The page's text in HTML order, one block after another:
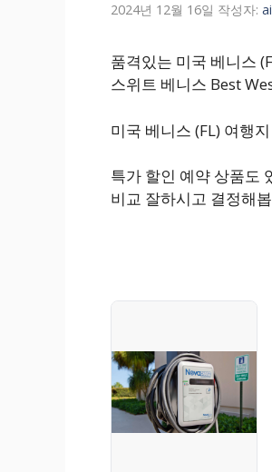
2024년 12월 16일 작성자:
품격있는 미국 베니스
스위트 베니스 Best
미국 베니스 (FL) 여행
특가 할인 예약 상품도
비교 잘하시고 결정해